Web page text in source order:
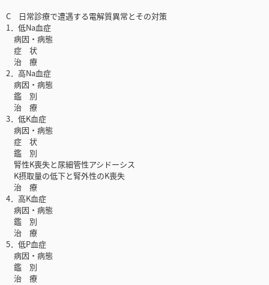
C 日常診療で遭遇する電解質異常とその対策
1．低Na血症
病因・病態
症 状
治 療
2．高Na血症
病因・病態
鑑 別
治 療
3．低K血症
病因・病態
症 状
鑑 別
腎性K喪失と尿細管性アシドーシス
K摂取量の低下と腎外性のK喪失
治 療
4．高K血症
病因・病態
鑑 別
治 療
5．低P血症
病因・病態
鑑 別
治 療